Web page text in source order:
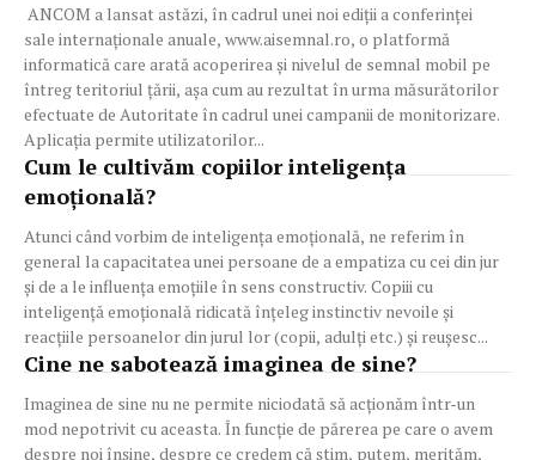
ANCOM a lansat astăzi, în cadrul unei noi ediții a conferinței
sale internaționale anuale, www.aisemnal.ro, o platformă
informatică care arată acoperirea și nivelul de semnal mobil pe
întreg teritoriul țării, așa cum au rezultat în urma măsurătorilor
efectuate de Autoritate în cadrul unei campanii de monitorizare.
Aplicația permite utilizatorilor...
Cum le cultivăm copiilor inteligența
emoțională?
Atunci când vorbim de inteligența emoțională, ne referim în
general la capacitatea unei persoane de a empatiza cu cei din jur
și de a le influența emoțiile în sens constructiv. Copiii cu
inteligență emoțională ridicată înțeleg instinctiv nevoile și
reacțiile persoanelor din jurul lor (copii, adulți etc.) și reușesc...
Cine ne sabotează imaginea de sine?
Imaginea de sine nu ne permite niciodată să acționăm într-un
mod nepotrivit cu aceasta. În funcție de părerea pe care o avem
despre noi înșine, despre ce credem că știm, putem, merităm,